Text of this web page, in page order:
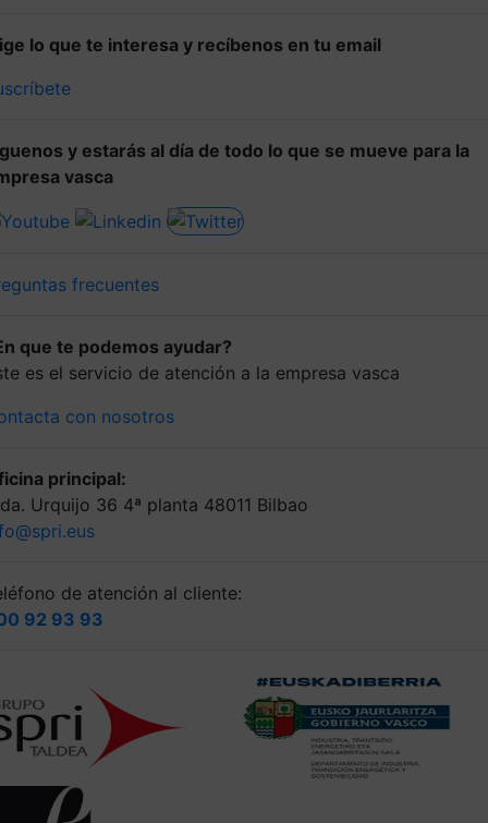
lo que te interesa y recíbenos en tu email
y estarás al día de todo lo que se mueve para la
vasca
frecuentes
que te podemos ayudar?
es el servicio de atención a la empresa vasca
con nosotros
principal:
Urquijo 36 4ª planta 48011 Bilbao
de atención al cliente:
92 93 93